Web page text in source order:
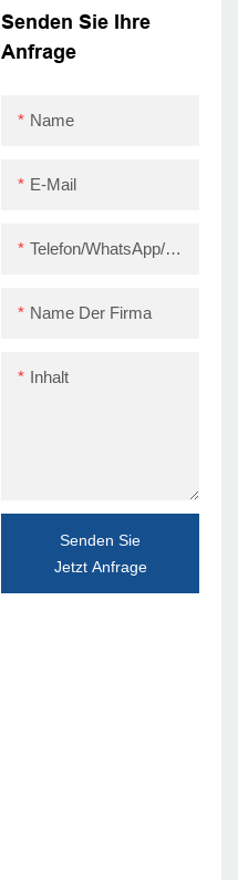
Abrechnungsdrucke
r 58 mm 80 mm
Senden Sie Ihre
Anfrage
Name
E-Mail
Telefon/WhatsApp/Skype
Name Der Firma
Inhalt
Senden Sie
Jetzt Anfrage